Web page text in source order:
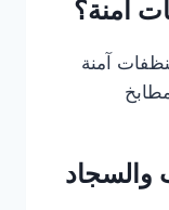
آمنة
والسجاد